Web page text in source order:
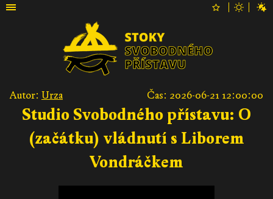
Autor: Urza Čas: 2026-06-21 12:00:00
Studio Svobodného přístavu: O
(začátku) vládnutí s Liborem
Vondráčkem